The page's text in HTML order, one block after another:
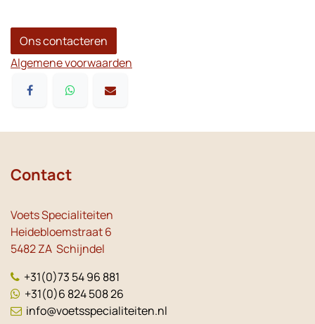
Ons contacteren
Algemene voorwaarden
Contact
Voets Specialiteiten
Heidebloemstraat 6
5482 ZA Schijndel
+31(0)73 54 96 881
+31(0)6 824 508 26
info@voetsspecialiteiten.nl